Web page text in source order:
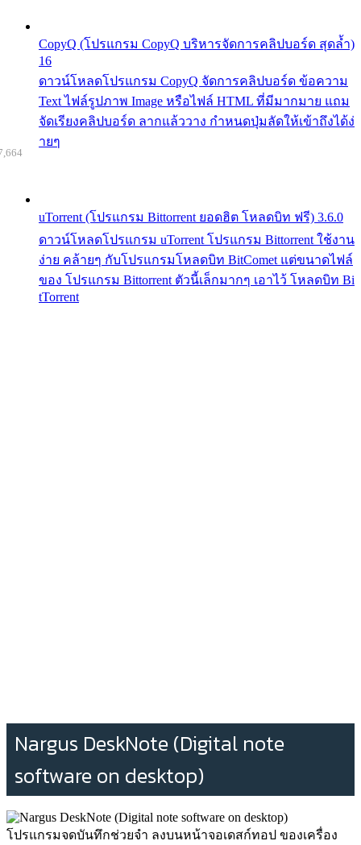
CopyQ (โปรแกรม CopyQ บริหารจัดการคลิปบอร์ด สุดล้ำ)
16
ดาวน์โหลดโปรแกรม CopyQ จัดการคลิปบอร์ด ข้อความ
Text ไฟล์รูปภาพ Image หรือไฟล์ HTML ที่มีมากมาย แถม
จัดเรียงคลิปบอร์ด ลากแล้ววาง กำหนดปุ่มลัดให้เข้าถึงได้ง่
ายๆ
uTorrent (โปรแกรม Bittorrent ยอดฮิต โหลดบิท ฟรี) 3.6.0
ดาวน์โหลดโปรแกรม uTorrent โปรแกรม Bittorrent ใช้งาน
ง่าย คล้ายๆ กับโปรแกรมโหลดบิท BitComet แต่ขนาดไฟล์
ของ โปรแกรม Bittorrent ตัวนี้เล็กมากๆ เอาไว้ โหลดบิท Bi
tTorrent
Nargus DeskNote (Digital note
software on desktop)
โปรแกรมจดบันทึกช่วยจำ ลงบนหน้าจอเดสก์ทอป ของเครื่อง